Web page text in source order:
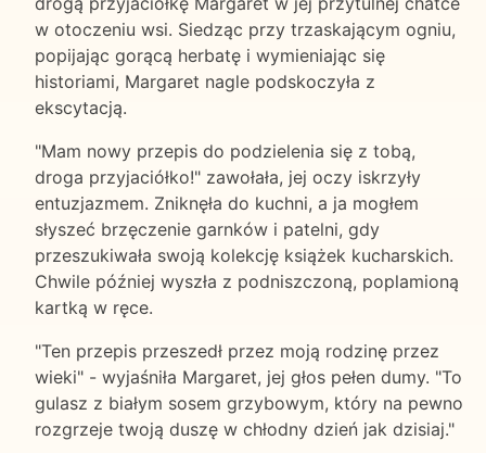
w otoczeniu wsi. Siedząc przy trzaskającym ogniu,
popijając gorącą herbatę i wymieniając się
historiami, Margaret nagle podskoczyła z
ekscytacją.
"Mam nowy przepis do podzielenia się z tobą,
droga przyjaciółko!" zawołała, jej oczy iskrzyły
entuzjazmem. Zniknęła do kuchni, a ja mogłem
słyszeć brzęczenie garnków i patelni, gdy
przeszukiwała swoją kolekcję książek kucharskich.
Chwile później wyszła z podniszczoną, poplamioną
kartką w ręce.
"Ten przepis przeszedł przez moją rodzinę przez
wieki" - wyjaśniła Margaret, jej głos pełen dumy. "To
gulasz z białym sosem grzybowym, który na pewno
rozgrzeje twoją duszę w chłodny dzień jak dzisiaj."